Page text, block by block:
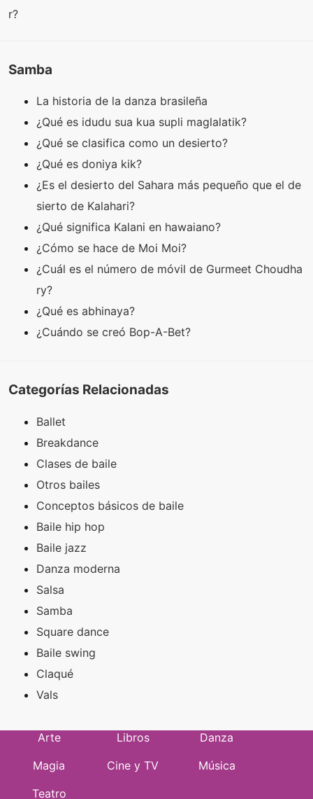
r?
Samba
La historia de la danza brasileña
¿Qué es idudu sua kua supli maglalatik?
¿Qué se clasifica como un desierto?
¿Qué es doniya kik?
¿Es el desierto del Sahara más pequeño que el de
sierto de Kalahari?
¿Qué significa Kalani en hawaiano?
¿Cómo se hace de Moi Moi?
¿Cuál es el número de móvil de Gurmeet Choudha
ry?
¿Qué es abhinaya?
¿Cuándo se creó Bop-A-Bet?
Categorías Relacionadas
Ballet
Breakdance
Clases de baile
Otros bailes
Conceptos básicos de baile
Baile hip hop
Baile jazz
Danza moderna
Salsa
Samba
Square dance
Baile swing
Claqué
Vals
Arte Libros
Danza
Magia
Cine y TV
Música
Teatro